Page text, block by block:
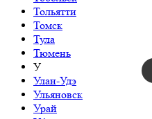
Тольятти
Томск
Тула
Тюмень
У
Улан-Удэ
Ульяновск
Урай